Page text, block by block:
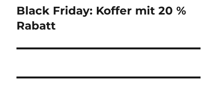
Nächster
Beitrag:
Black Friday: Koffer mit 20 %
Rabatt